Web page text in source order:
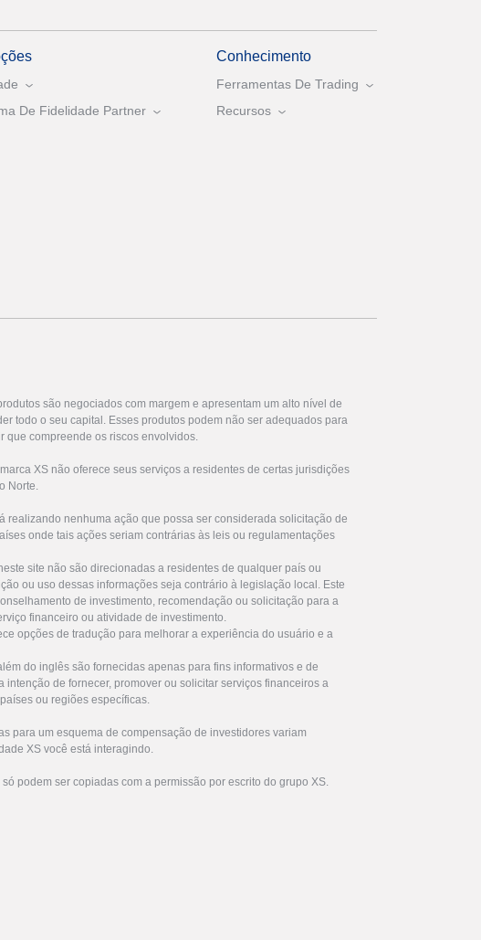
De Fidelidade Partner
Conhecimento
Ferramentas De Trading
Recursos
são negociados com margem e apresentam um alto nível de
todo o seu capital. Esses produtos podem não ser adequados para
que compreende os riscos envolvidos.
XS não oferece seus serviços a residentes de certas jurisdições
Norte.
realizando nenhuma ação que possa ser considerada solicitação de
onde tais ações seriam contrárias às leis ou regulamentações
site não são direcionadas a residentes de qualquer país ou
ou uso dessas informações seja contrário à legislação local. Este
de investimento, recomendação ou solicitação para a
financeiro ou atividade de investimento.
opções de tradução para melhorar a experiência do usuário e a
do inglês são fornecidas apenas para fins informativos e de
intenção de fornecer, promover ou solicitar serviços financeiros a
ou regiões específicas.
para um esquema de compensação de investidores variam
XS você está interagindo.
podem ser copiadas com a permissão por escrito do grupo XS.